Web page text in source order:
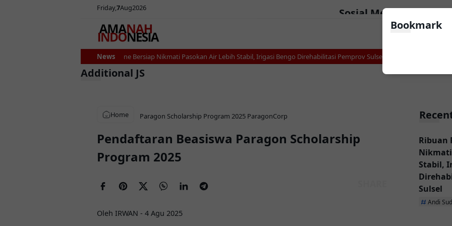
Friday7Aug2026 Sosial Media
News
Ribuan Petani Bone Bersiap Nikmati Pasokan Air Lebih Stabil, Irigasi Bengo Direhabilitasi Pemprov Sulsel Makarena Wali
Home Paragon Scholarship Program 2025 ParagonCorp
Pendaftaran Beasiswa Paragon Scholarship
Program 2025
Oleh IRWAN - 4 Agu 2025
Ribuan
Stabil,
Sulsel
Andi
Bookmark
Additional JS